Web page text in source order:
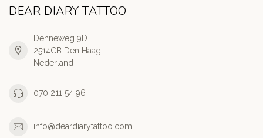
DEAR DIARY TATTOO
Denneweg 9D
2514CB Den Haag
Nederland
070 211 54 96
info@deardiarytattoo.com